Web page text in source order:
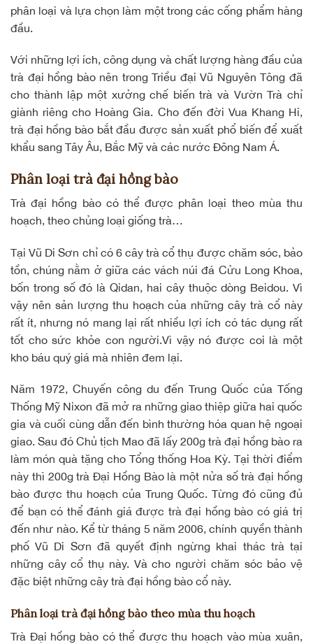
phân loại và lựa chọn làm một trong các cống phẩm hàng
đầu.
Với những lợi ích, công dụng và chất lượng hàng đầu của
trà đại hồng bào nên trong Triều đại Vũ Nguyên Tông đã
cho thành lập một xưởng chế biến trà và Vườn Trà chỉ
giành riêng cho Hoàng Gia. Cho đến đời Vua Khang Hi,
trà đại hồng bào bắt đầu được sản xuất phổ biến để xuất
khẩu sang Tây Âu, Bắc Mỹ và các nước Đông Nam Á.
Phân loại trà đại hồng bào
Trà đại hồng bào có thể được phân loại theo mùa thu
hoạch, theo chủng loại giống trà…
Tại Vũ Di Sơn chỉ có 6 cây trà cổ thụ được chăm sóc, bảo
tồn, chúng nằm ở giữa các vách núi đá Cửu Long Khoa,
bốn trong số đó là Qidan, hai cây thuộc dòng Beidou. Vì
vậy nên sản lượng thu hoạch của những cây trà cổ này
rất ít, nhưng nó mang lại rất nhiều lợi ích có tác dụng rất
tốt cho sức khỏe con người.Vì vậy nó được coi là một
kho báu quý giá mà nhiên đem lại.
Năm 1972, Chuyến công du đến Trung Quốc của Tống
Thống Mỹ Nixon đã mở ra những giao thiệp giữa hai quốc
gia và cuối cùng dẫn đến bình thường hóa quan hệ ngoại
giao. Sau đó Chủ tịch Mao đã lấy 200g trà đại hồng bào ra
làm món quà tặng cho Tổng thống Hoa Kỳ. Tại thời điểm
này thì 200g trà Đại Hồng Bào là một nửa số trà đại hồng
bào được thu hoạch của Trung Quốc. Từng đó cũng đủ
để bạn có thể đánh giá được trà đại hồng bào có giá trị
đến như nào. Kể từ tháng 5 năm 2006, chính quyền thành
phố Vũ Di Sơn đã quyết định ngừng khai thác trà tại
những cây cổ thụ này. Và cho người chăm sóc bảo vệ
đặc biệt những cây trà đại hồng bào cổ này.
Phân loại trà đại hồng bào theo mùa thu hoạch
Trà Đại hồng bào có thể được thu hoạch vào mùa xuân,